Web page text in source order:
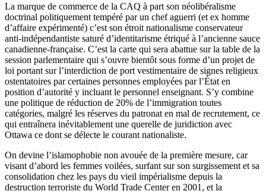
La marque de commerce de la CAQ à part son néolibéralisme
doctrinal politiquement tempéré par un chef aguerri (et ex homme
d’affaire expérimenté) c’est son étroit nationalisme conservateur
anti-indépendantiste saturé d’identitarisme étriqué à l’ancienne sauce
canadienne-française. C’est la carte qui sera abattue sur la table de la
session parlementaire qui s’ouvre bientôt sous forme d’un projet de
loi portant sur l’interdiction de port vestimentaire de signes religieux
ostentatoires par certaines personnes employées par l’État en
position d’autorité y incluant le personnel enseignant. S’y combine
une politique de réduction de 20% de l’immigration toutes
catégories, malgré les réserves du patronat en mal de recrutement, ce
qui entraînera inévitablement une querelle de juridiction avec
Ottawa ce dont se délecte le courant nationaliste.
On devine l’islamophobie non avouée de la première mesure, car
visant d’abord les femmes voilées, surfant sur son surgissement et sa
consolidation chez les pays du vieil impérialisme depuis la
destruction terroriste du World Trade Center en 2001, et la